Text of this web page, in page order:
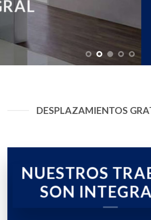
A
DESPLAZAMIENTOS
NUESTROS
SON